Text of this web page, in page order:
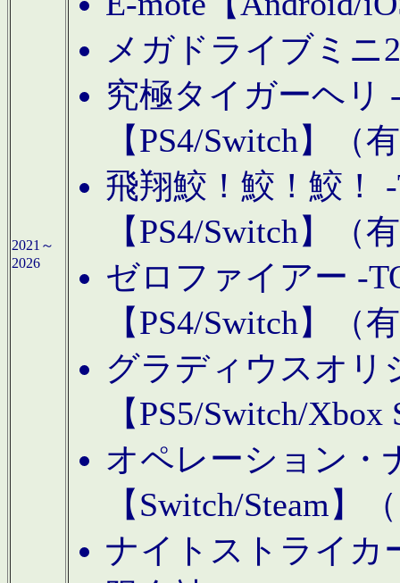
2021～
2026
メガドライブミニ
究極タイガーヘリ
【PS4/Switch】（
飛翔鮫！鮫！鮫！
【PS4/Switch】（
ゼロファイアー -
【PS4/Switch】（
グラディウスオリ
【PS5/Switch/
オペレーション・
【Switch/Steam】
ナイトストライカ